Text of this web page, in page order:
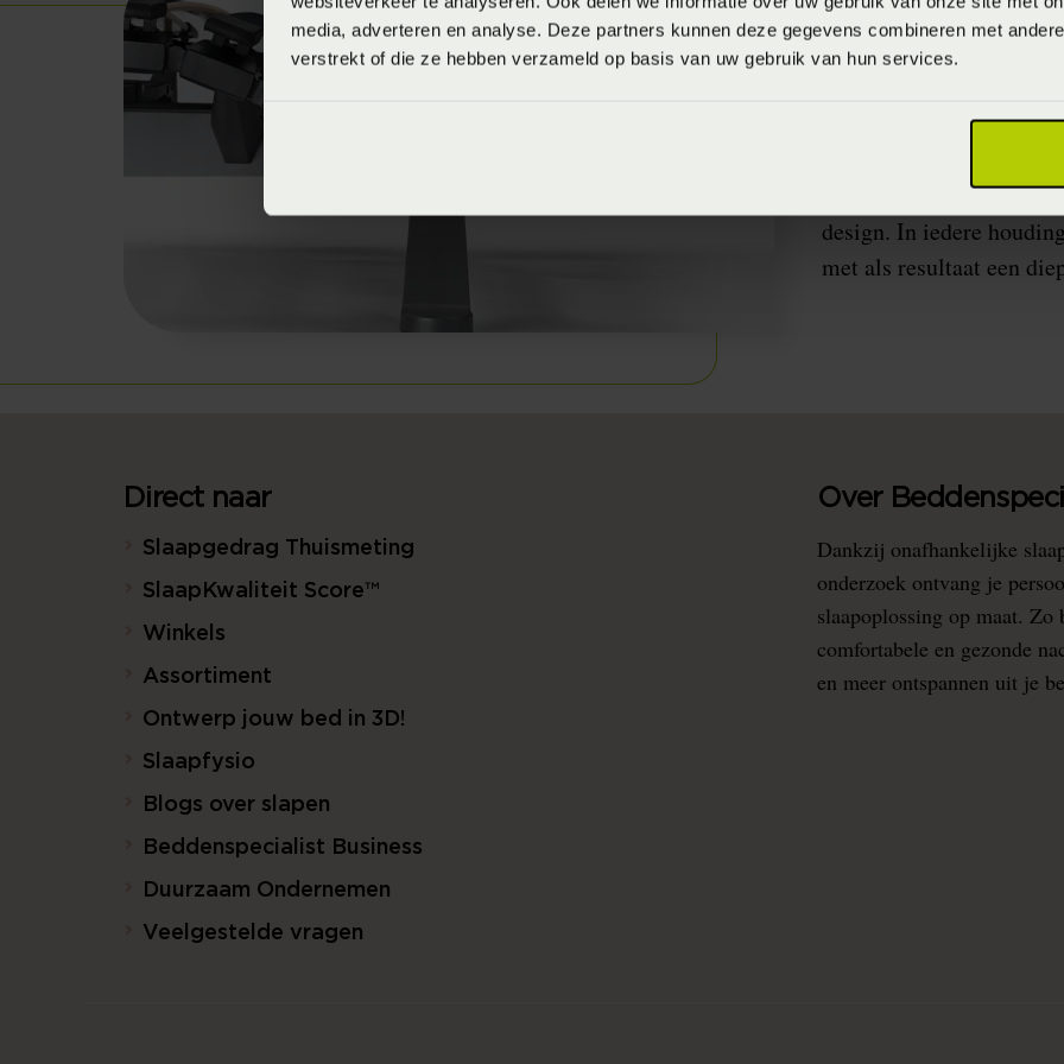
media, adverteren en analyse. Deze partners kunnen deze gegevens combineren met
verstrekt of die ze hebben verzameld op basis van uw gebruik van hun services.
Het perfecte
Als je van techniek
Swissflex staat al 60
topkwaliteit. In de
technische expertise
design. In iedere
met als resultaat een
Direct naar
Slaapgedrag Thuismeting
SlaapKwaliteit Score™
Winkels
Assortiment
Ontwerp jouw bed in 3D!
Slaapfysio
Blogs over slapen
Beddenspecialist Business
Duurzaam Ondernemen
Veelgestelde vragen
Over
Dankzij onafhankelijke
onderzoek ontvang je
slaapoplossing op maat.
comfortabele en gezonde
en meer ontspannen uit je